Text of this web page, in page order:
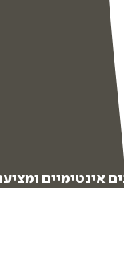
אינטימיים